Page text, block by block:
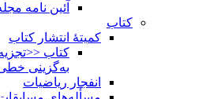
آئین نامه
کتاب
کمیتۀ انتشار کتاب
کتاب
به‌گزینی
انفجار ریاضیات